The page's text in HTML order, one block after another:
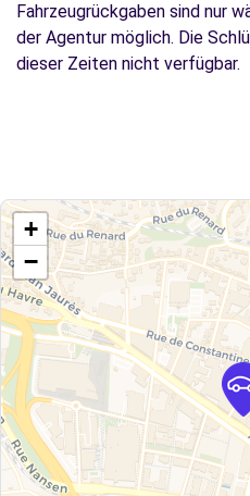
Fahrzeugrückgaben sind nur
der Agentur möglich. Die
dieser Zeiten nicht verfügbar.
+
−